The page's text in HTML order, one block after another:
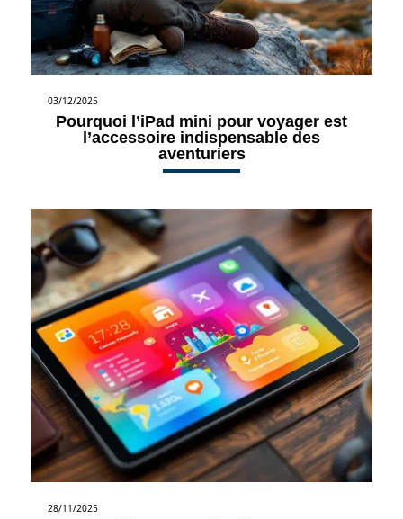
03/12/2025
Pourquoi l’iPad mini pour voyager est
l’accessoire indispensable des
aventuriers
28/11/2025